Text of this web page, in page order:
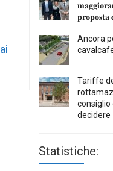
𝐩𝐫𝐨𝐩𝐨𝐬𝐭𝐚
Ancora
Tariffe
consiglio
decidere
Statistiche: